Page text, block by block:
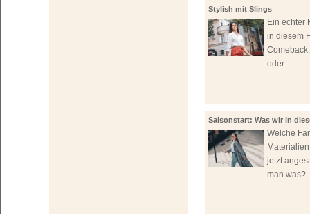
Stylish mit Slings
Ein echter
in diesem
oder ...
Saisonstart: Was wir in
lieben!
Welche
jetzt
man was?